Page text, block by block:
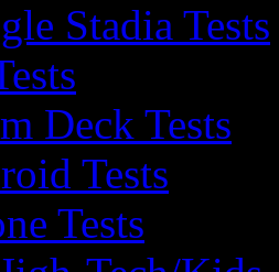
Stadia Tests
Deck Tests
Tests
Tests